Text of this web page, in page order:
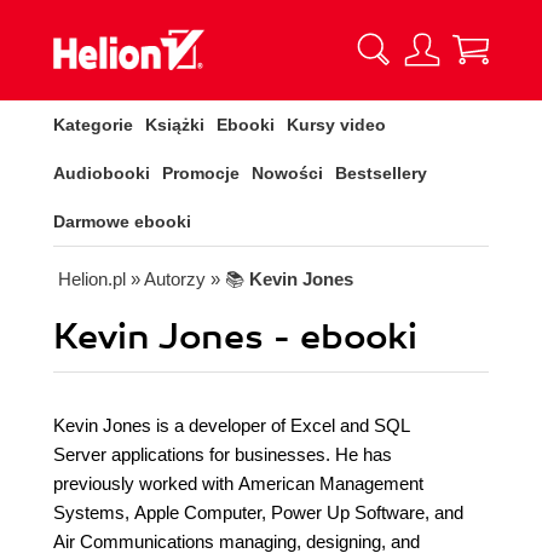
Kategorie Książki Ebooki Kursy video
Audiobooki Promocje Nowości Bestsellery
Darmowe ebooki
Helion.pl » Autorzy » 📚 Kevin Jones
Kevin Jones - ebooki
Kevin Jones is a developer of Excel and SQL
Server applications for businesses. He has
previously worked with American Management
Systems, Apple Computer, Power Up Software, and
Air Communications managing, designing, and